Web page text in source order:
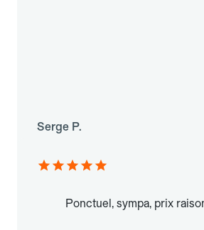
Serge P.
Ponctuel, sympa, prix